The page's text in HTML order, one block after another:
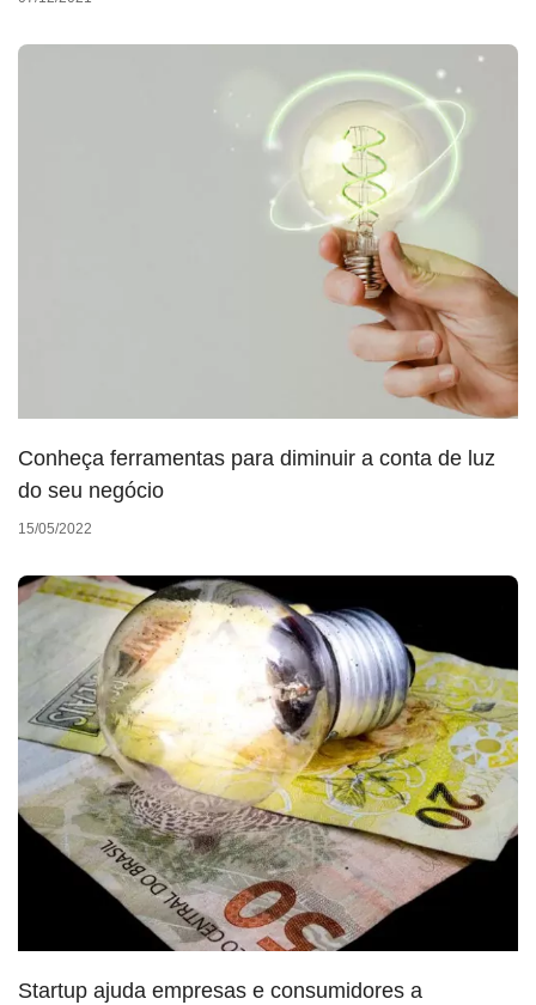
Conheça ferramentas para diminuir a conta de luz
do seu negócio
15/05/2022
Startup ajuda empresas e consumidores a